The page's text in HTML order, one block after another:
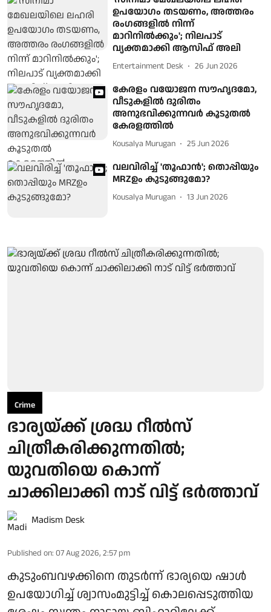
ഉപയോഗം തടയണം, അത്തരം
രംഗങ്ങളിൽ നിന്ന്
മാറിനിൽക്കും'; നിലപാട്
വ്യക്തമാക്കി ആസിഫ് അലി
Entertainment Desk 26 Jun 2026
കേരളം വയോജന സൗഹൃദമോ,
വീടുകളില്‍ ദുരിതം
അനുഭവിക്കുന്നവര്‍ കൂടുതല്‍
കേരളത്തില്‍
Kousalya Murugan 25 Jun 2026
വലവിരിച്ച് 'തൂഫാൻ'; തൊപ്പിയും
MRZഉം കുടുങ്ങുമോ?
Kousalya Murugan 13 Jun 2026
Crime
ഭാര്യയ്ക്ക് ശ്രദ്ധ റീൽസ്
ചിത്രീകരിക്കുന്നതിൽ;
യുവതിയെ കൊന്ന്
ചാക്കിലാക്കി നാട് വിട്ട് ഭർത്താവ്
Madism Desk
Published on: 07 Aug 2026, 2:57 pm
കുടുംബവഴക്കിനെ തുടർന്ന് ഭാര്യയെ ഷാൾ
ഉപയോഗിച്ച് ശ്വാസംമുട്ടിച്ച് കൊലപ്പെടുത്തിയ